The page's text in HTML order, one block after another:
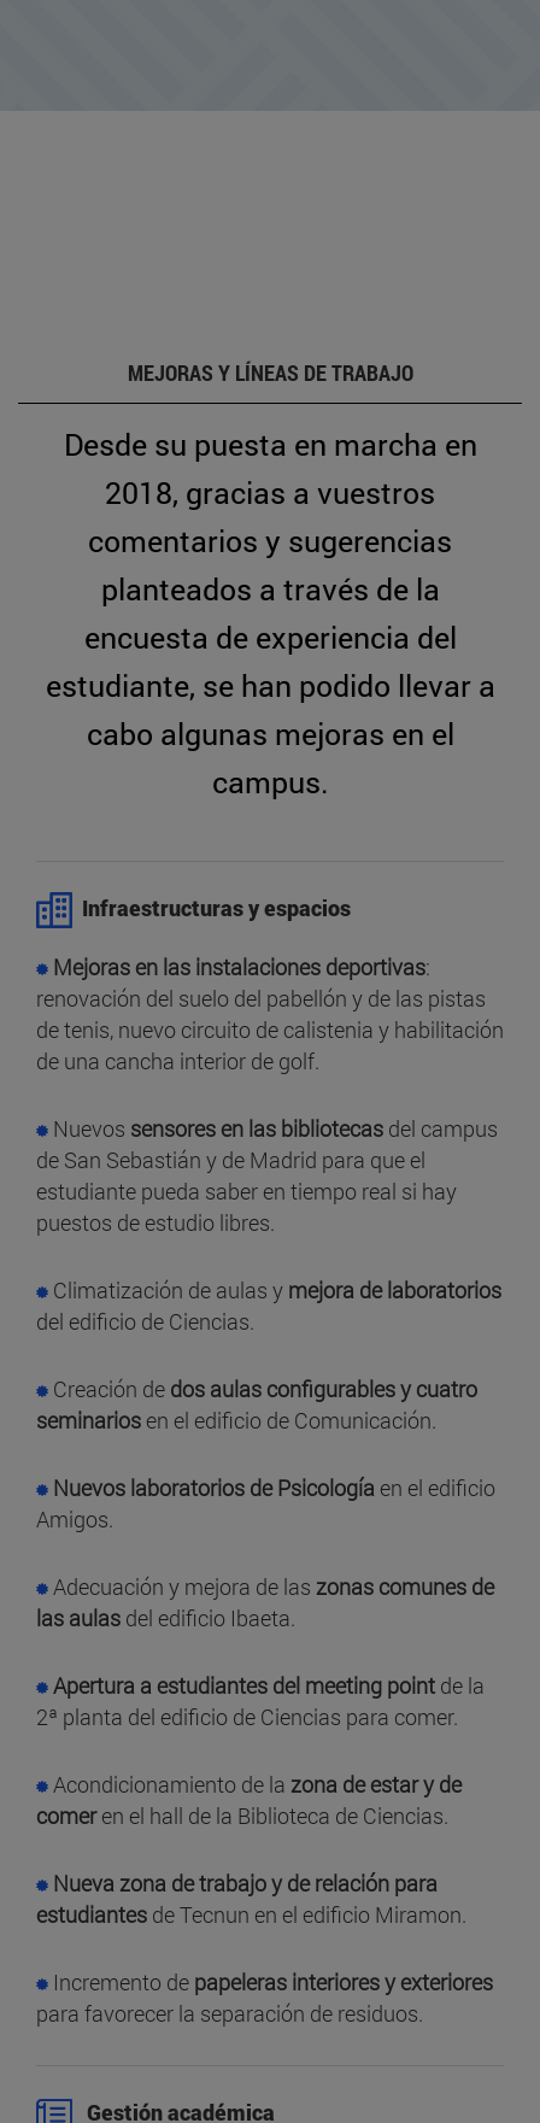
MEJORAS Y LÍNEAS DE TRABAJO
Desde su puesta en marcha en
2018, gracias a vuestros
comentarios y sugerencias
planteados a través de la
encuesta de experiencia del
estudiante, se han podido llevar a
cabo algunas mejoras en el
campus.
Infraestructuras y espacios
Mejoras en las instalaciones deportivas:
renovación del suelo del pabellón y de las pistas
de tenis, nuevo circuito de calistenia y habilitación
de una cancha interior de golf.
Nuevos sensores en las bibliotecas del campus
de San Sebastián y de Madrid para que el
estudiante pueda saber en tiempo real si hay
puestos de estudio libres.
Climatización de aulas y mejora de laboratorios
del edificio de Ciencias.
Creación de dos aulas configurables y cuatro
seminarios en el edificio de Comunicación.
Nuevos laboratorios de Psicología en el edificio
Amigos.
Adecuación y mejora de las zonas comunes de
las aulas del edificio Ibaeta.
Apertura a estudiantes del meeting point de la
2ª planta del edificio de Ciencias para comer.
Acondicionamiento de la zona de estar y de
comeren el hall de la Biblioteca de Ciencias.
Nueva zona de trabajo y de relación para
estudiantes de Tecnun en el edificio Miramon.
Incremento de papeleras interiores y exteriores
para favorecer la separación de residuos.
Gestión académica